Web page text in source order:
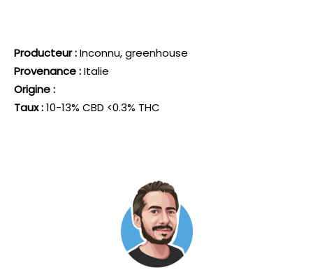
Producteur :Inconnu, greenhouse
Provenance :Italie
Origine :
Taux :10-13% CBD <0.3% THC